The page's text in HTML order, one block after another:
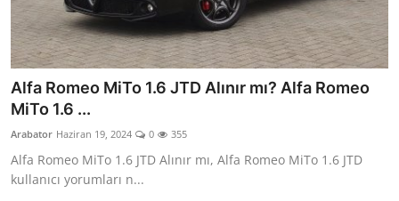
Alfa Romeo MiTo 1.6 JTD Alınır mı? Alfa Romeo
MiTo 1.6 ...
Arabator Haziran 19, 2024 0 355
Alfa Romeo MiTo 1.6 JTD Alınır mı, Alfa Romeo MiTo 1.6 JTD
kullanıcı yorumları n...